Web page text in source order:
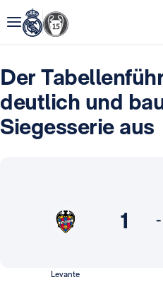
Der
deutlich und
Siegesserie aus
1 -
Levante